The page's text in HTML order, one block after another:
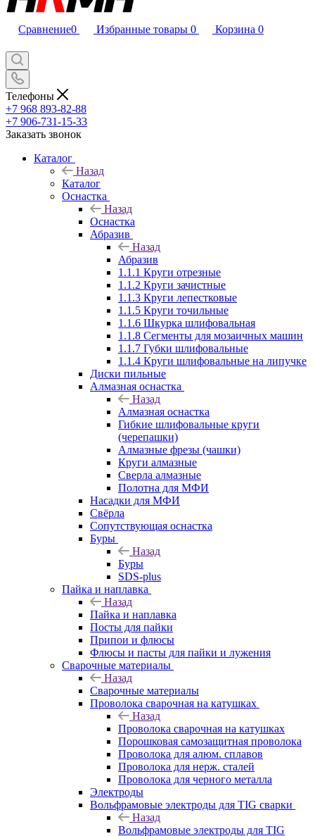
Сравнение0 Избранные товары 0 Корзина 0
Телефоны
+7 968 893-82-88
+7 906-731-15-33
Заказать звонок
Каталог
Назад
Каталог
Оснастка
Назад
Оснастка
Абразив
Назад
Абразив
1.1.1 Круги отрезные
1.1.2 Круги зачистные
1.1.3 Круги лепестковые
1.1.5 Круги точильные
1.1.6 Шкурка шлифовальная
1.1.8 Сегменты для мозаичных машин
1.1.7 Губки шлифовальные
1.1.4 Круги шлифовальные на липучке
Диски пильные
Алмазная оснастка
Назад
Алмазная оснастка
Гибкие шлифовальные круги
(черепашки)
Алмазные фрезы (чашки)
Круги алмазные
Сверла алмазные
Полотна для МФИ
Насадки для МФИ
Свёрла
Сопутствующая оснастка
Буры
Назад
Буры
SDS-plus
Пайка и наплавка
Назад
Пайка и наплавка
Посты для пайки
Припои и флюсы
Флюсы и пасты для пайки и лужения
Сварочные материалы
Назад
Сварочные материалы
Проволока сварочная на катушках
Назад
Проволока сварочная на катушках
Порошковая самозащитная проволока
Проволока для алюм. сплавов
Проволока для нерж. сталей
Проволока для черного металла
Электроды
Вольфрамовые электроды для TIG сварки
Назад
Вольфрамовые электроды для TIG